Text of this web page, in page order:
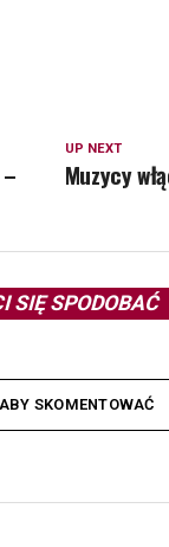
UP NEXT
Muzycy
SIĘ SPODOBAĆ
SKOMENTOWAĆ